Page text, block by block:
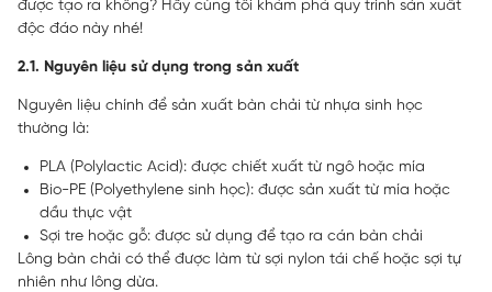
được tạo ra không? Hãy cùng tôi khám phá quy trình sản xuất
độc đáo này nhé!
2.1. Nguyên liệu sử dụng trong sản xuất
Nguyên liệu chính để sản xuất bàn chải từ nhựa sinh học
thường là:
PLA (Polylactic Acid): được chiết xuất từ ngô hoặc mía
Bio-PE (Polyethylene sinh học): được sản xuất từ mía hoặc
dầu thực vật
Sợi tre hoặc gỗ: được sử dụng để tạo ra cán bàn chải
Lông bàn chải có thể được làm từ sợi nylon tái chế hoặc sợi tự
nhiên như lông dừa.